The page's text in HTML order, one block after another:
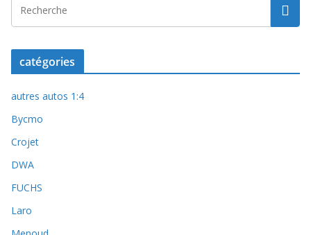
catégories
autres autos 1:4
Bycmo
Crojet
DWA
FUCHS
Laro